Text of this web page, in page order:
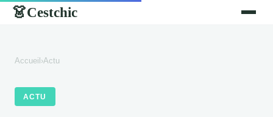
👗Cestchic
Accueil ›Actu
ACTU